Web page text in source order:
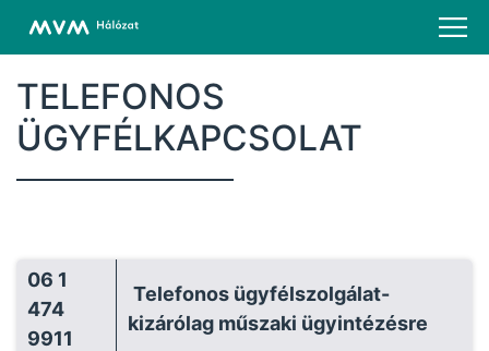
TELEFONOS
ÜGYFÉLKAPCSOLAT
06 1
474
9911
Telefonos ügyfélszolgálat-
kizárólag műszaki ügyintézésre